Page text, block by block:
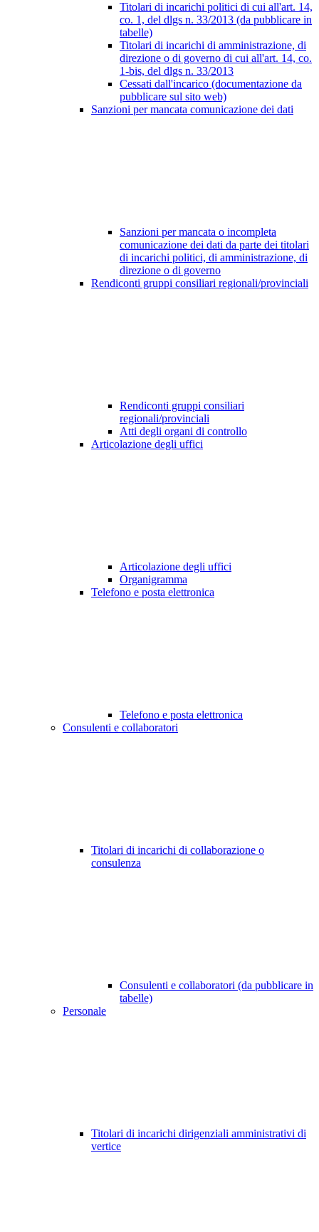
Titolari di incarichi politici di cui all'art. 14,
co. 1, del dlgs n. 33/2013 (da pubblicare in
tabelle)
Titolari di incarichi di amministrazione, di
direzione o di governo di cui all'art. 14, co.
1-bis, del dlgs n. 33/2013
Cessati dall'incarico (documentazione da
pubblicare sul sito web)
Sanzioni per mancata comunicazione dei dati
Sanzioni per mancata o incompleta
comunicazione dei dati da parte dei titolari
di incarichi politici, di amministrazione, di
direzione o di governo
Rendiconti gruppi consiliari regionali/provinciali
Rendiconti gruppi consiliari
regionali/provinciali
Atti degli organi di controllo
Articolazione degli uffici
Articolazione degli uffici
Organigramma
Telefono e posta elettronica
Telefono e posta elettronica
Consulenti e collaboratori
Titolari di incarichi di collaborazione o
consulenza
Consulenti e collaboratori (da pubblicare in
tabelle)
Personale
Titolari di incarichi dirigenziali amministrativi di
vertice